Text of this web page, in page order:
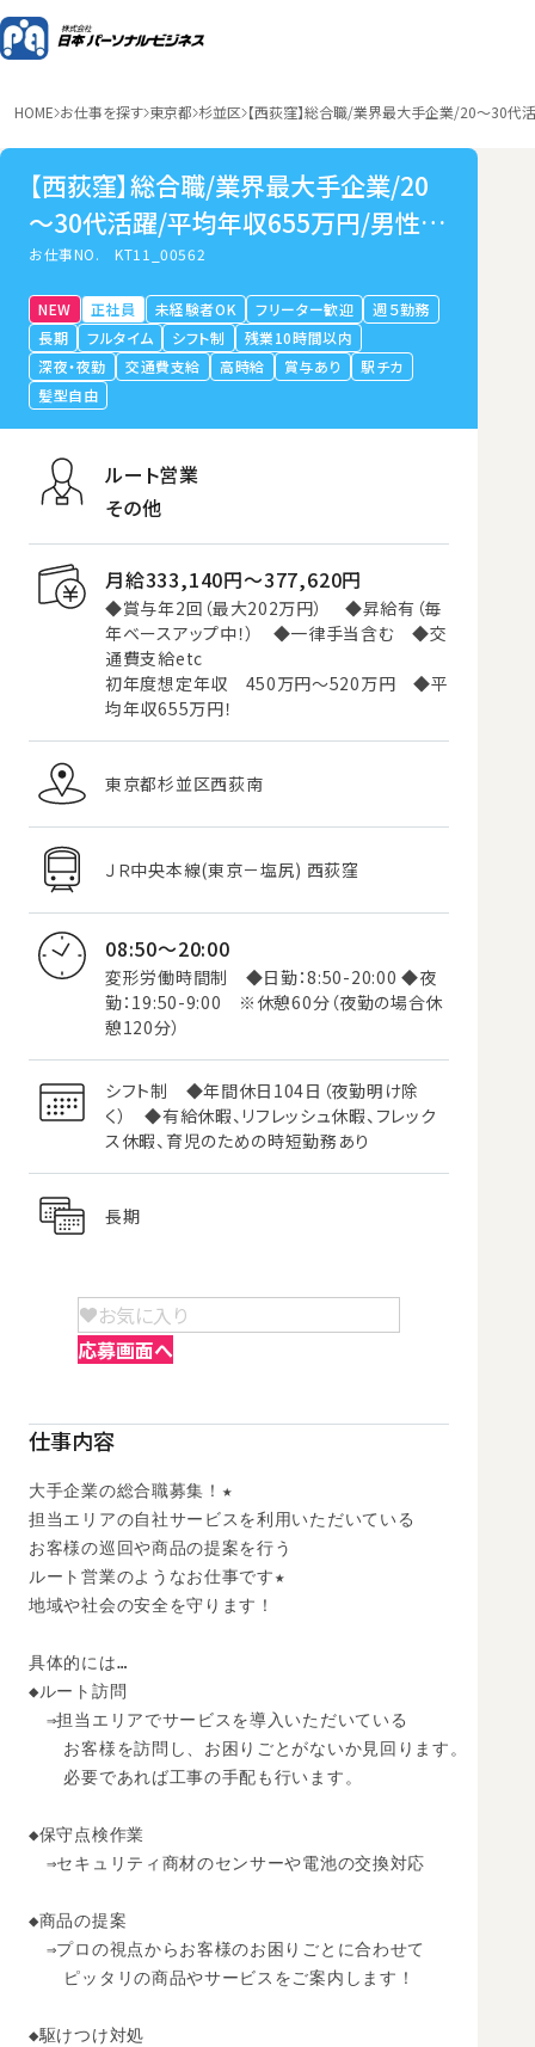
HOME お仕事を探す 東京都 杉並区 【西荻窪】総合職/業界最大手企業/20～30
【西荻窪】総合職/業界最大手企業/20
～30代活躍/平均年収655万円/男性の
育休取得可
お仕事NO.KT11_00562
NEW 正社員 未経験者OK フリーター歓迎
週５勤務
長期
フルタイム シフト制
残業10時間以内
深夜・夜勤
交通費支給 高時給 賞与あり
駅チカ
髪型自由
ルート営業
その他
月給333,140円〜377,620円
◆賞与年2回（最大202万円） ◆昇給有（毎
年ベースアップ中！） ◆一律手当含む ◆交
通費支給etc
初年度想定年収 450万円～520万円 ◆平
均年収655万円！
東京都杉並区西荻南
ＪＲ中央本線(東京－塩尻) 西荻窪
08:50～20:00
変形労働時間制 ◆日勤：8:50-20:00 ◆夜
勤：19:50-9:00 ※休憩60分（夜勤の場合休
憩120分）
シフト制 ◆年間休日104日（夜勤明け除
く） ◆有給休暇、リフレッシュ休暇、フレック
ス休暇、育児のための時短勤務あり
長期
お気に入り
応募画面へ
仕事内容
大手企業の総合職募集！★
担当エリアの自社サービスを利用いただいている
お客様の巡回や商品の提案を行う
ルート営業のようなお仕事です★
地域や社会の安全を守ります！
具体的には…
◆ルート訪問
⇒担当エリアでサービスを導入いただいている
お客様を訪問し、お困りごとがないか見回ります。
必要であれば工事の手配も行います。
◆保守点検作業
⇒セキュリティ商材のセンサーや電池の交換対応
◆商品の提案
⇒プロの視点からお客様のお困りごとに合わせて
ピッタリの商品やサービスをご案内します！
◆駆けつけ対処